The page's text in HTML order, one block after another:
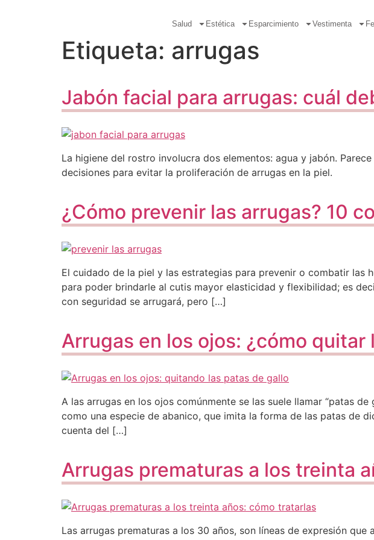
Salud Estética Esparcimiento Vestimenta
Etiqueta: arrugas
Jabón facial para arrugas: cuál
La higiene del rostro involucra dos elementos: agua y jabón.
decisiones para evitar la proliferación de arrugas en la piel.
¿Cómo prevenir las arrugas? 10
El cuidado de la piel y las estrategias para prevenir o combatir las
para poder brindarle al cutis mayor elasticidad y flexibilidad; es
con seguridad se arrugará, pero […]
Arrugas en los ojos: ¿cómo
A las arrugas en los ojos comúnmente se las suele llamar “patas
como una especie de abanico, que imita la forma de las patas de
cuenta del […]
Arrugas prematuras a los treinta
Las arrugas prematuras a los 30 años, son líneas de expresión